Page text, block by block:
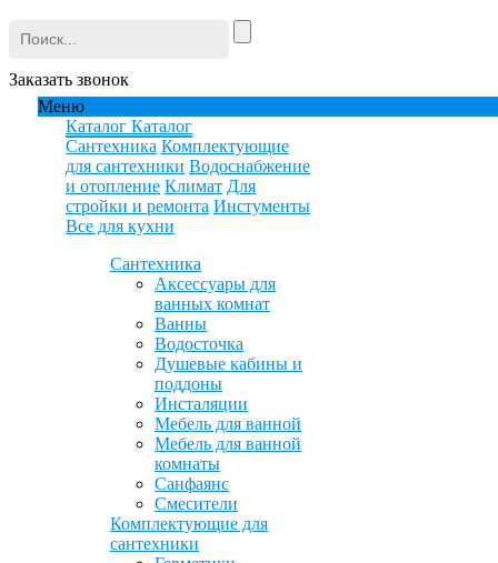
Заказать звонок
Меню
Каталог Каталог
Сантехника Комплектующие
для сантехники Водоснабжение
и отопление Климат Для
стройки и ремонта Инстументы
Все для кухни
Сантехника
Аксессуары для
ванных комнат
Ванны
Водосточка
Душевые кабины и
поддоны
Инсталяции
Мебель для ванной
Мебель для ванной
комнаты
Санфаянс
Смесители
Комплектующие для
сантехники